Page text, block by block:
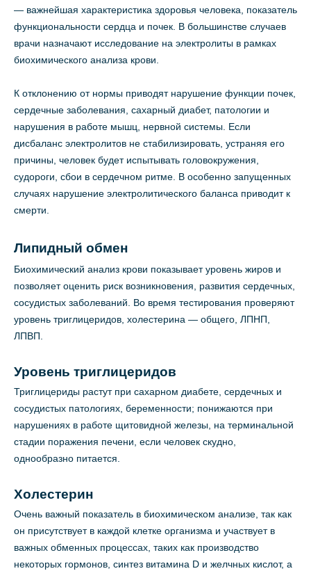
— важнейшая характеристика здоровья человека, показатель
функциональности сердца и почек. В большинстве случаев
врачи назначают исследование на электролиты в рамках
биохимического анализа крови.
К отклонению от нормы приводят нарушение функции почек,
сердечные заболевания, сахарный диабет, патологии и
нарушения в работе мышц, нервной системы. Если
дисбаланс электролитов не стабилизировать, устраняя его
причины, человек будет испытывать головокружения,
судороги, сбои в сердечном ритме. В особенно запущенных
случаях нарушение электролитического баланса приводит к
смерти.
Липидный обмен
Биохимический анализ крови показывает уровень жиров и
позволяет оценить риск возникновения, развития сердечных,
сосудистых заболеваний. Во время тестирования проверяют
уровень триглицеридов, холестерина — общего, ЛПНП,
ЛПВП.
Уровень триглицеридов
Триглицериды растут при сахарном диабете, сердечных и
сосудистых патологиях, беременности; понижаются при
нарушениях в работе щитовидной железы, на терминальной
стадии поражения печени, если человек скудно,
однообразно питается.
Холестерин
Очень важный показатель в биохимическом анализе, так как
он присутствует в каждой клетке организма и участвует в
важных обменных процессах, таких как производство
некоторых гормонов, синтез витамина D и желчных кислот, а